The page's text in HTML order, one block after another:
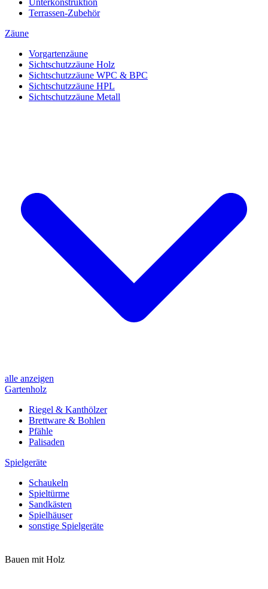
Unterkonstruktion
Terrassen-Zubehör
Zäune
Vorgartenzäune
Sichtschutzzäune Holz
Sichtschutzzäune WPC & BPC
Sichtschutzzäune HPL
Sichtschutzzäune Metall
alle anzeigen
Gartenholz
Riegel & Kanthölzer
Brettware & Bohlen
Pfähle
Palisaden
Spielgeräte
Schaukeln
Spieltürme
Sandkästen
Spielhäuser
sonstige Spielgeräte
Bauen mit Holz